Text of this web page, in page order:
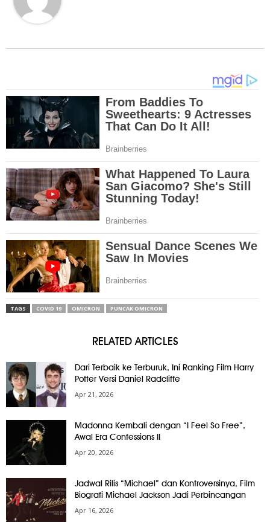
TAGS COVID 19 OMICRON PUNCAK OMICRON
RELATED ARTICLES
Dari Terbaik ke Terburuk, Ini Ranking Film Harry
Potter Versi Daniel Radcliffe
Apr 21, 2026
Madonna Kembali dengan “I Feel So Free”,
Awal Era Confessions II
Apr 20, 2026
Jadwal Rilis “Michael” dan Kontroversinya, Film
Biografi Michael Jackson Jadi Perbincangan
Apr 16, 2026